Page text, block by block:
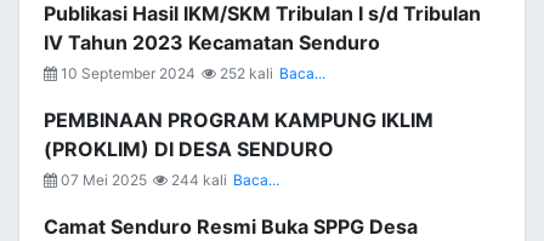
Publikasi Hasil IKM/SKM Tribulan I s/d Tribulan
IV Tahun 2023 Kecamatan Senduro
10 September 2024 252 kali Baca...
PEMBINAAN PROGRAM KAMPUNG IKLIM
(PROKLIM) DI DESA SENDURO
07 Mei 2025 244 kali Baca...
Camat Senduro Resmi Buka SPPG Desa